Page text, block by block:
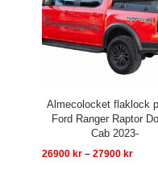
Almecolocket flaklock
Ford Ranger Raptor
Cab 2023-
26900 kr – 27900 kr